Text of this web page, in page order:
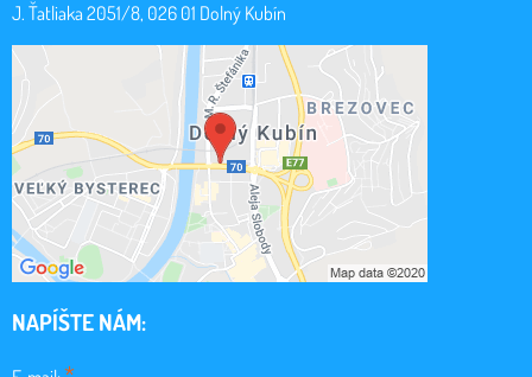
J. Ťatliaka 2051/8, 026 01 Dolný Kubín
NAPÍŠTE NÁM: